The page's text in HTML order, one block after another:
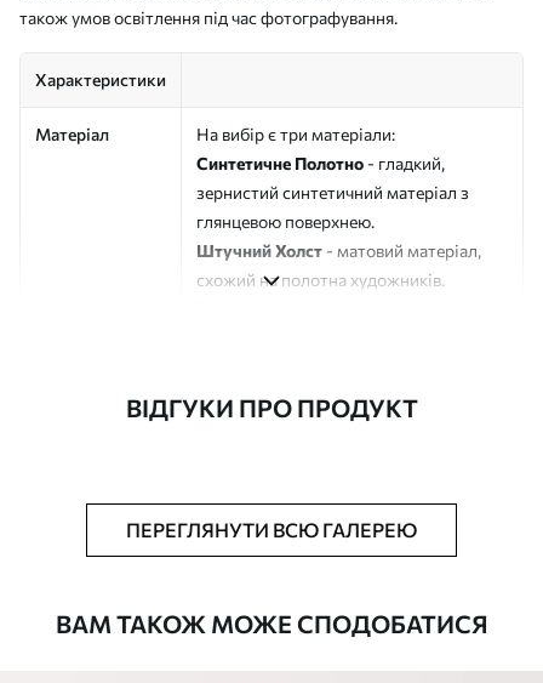
також умов освітлення під час фотографування.
Характеристики
Матеріал
На вибір є три матеріали:
Синтетичне Полотно - гладкий,
зернистий синтетичний матеріал з
глянцевою поверхнею.
Штучний Холст - матовий матеріал,
схожий на полотна художників.
Додатково Можна додати лакове покриття.
ВІДГУКИ ПРО ПРОДУКТ
ПЕРЕГЛЯНУТИ ВСЮ ГАЛЕРЕЮ
ВАМ ТАКОЖ МОЖЕ СПОДОБАТИСЯ